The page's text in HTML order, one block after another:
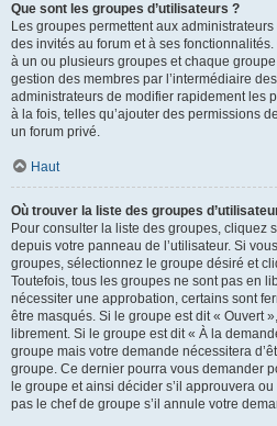
Que sont les groupes d’utilisateurs ?
Les groupes permettent aux
des invités au forum et à ses
à un ou plusieurs groupes et chaque
gestion des membres par l’intermédiaire
administrateurs de modifier rapidement les
à la fois, telles qu’ajouter des permissions
un forum privé.
Haut
Où trouver la liste des groupes
Pour consulter la liste des groupes, cliquez
depuis votre panneau de l’utilisateur. Si
groupes, sélectionnez le groupe désiré et
Toutefois, tous les groupes ne sont pas en
nécessiter une approbation, certains sont
être masqués. Si le groupe est dit « Ouvert
librement. Si le groupe est dit « À la
groupe mais votre demande nécessitera
groupe. Ce dernier pourra vous demander
le groupe et ainsi décider s’il approuvera
pas le chef de groupe s’il annule votre